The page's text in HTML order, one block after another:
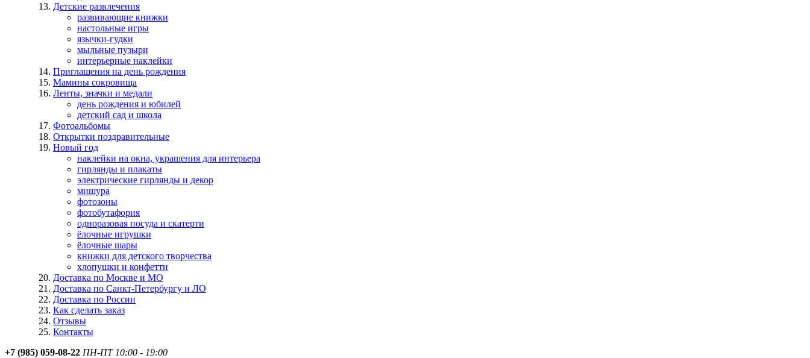
Детские развлечения
развивающие книжки
настольные игры
язычки-гудки
мыльные пузыри
интерьерные наклейки
Приглашения на день рождения
Мамины сокровища
Ленты, значки и медали
день рождения и юбилей
детский сад и школа
Фотоальбомы
Открытки поздравительные
Новый год
наклейки на окна, украшения для интерьера
гирлянды и плакаты
электрические гирлянды и декор
мишура
фотозоны
фотобутафория
одноразовая посуда и скатерти
ёлочные игрушки
ёлочные шары
книжки для детского творчества
хлопушки и конфетти
Доставка по Москве и МО
Доставка по Санкт-Петербургу и ЛО
Доставка по России
Как сделать заказ
Отзывы
Контакты
+7 (985) 059-08-22 ПН-ПТ 10:00 - 19:00